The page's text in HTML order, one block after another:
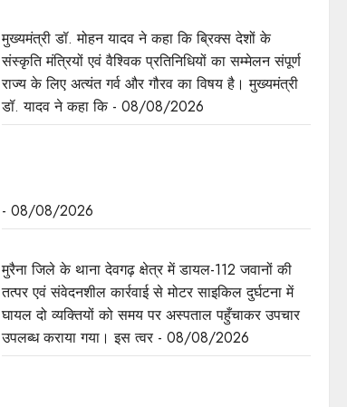
मुख्यमंत्री डॉ. मोहन यादव ने कहा कि ब्रिक्स देशों के
संस्कृति मंत्रियों एवं वैश्विक प्रतिनिधियों का सम्मेलन संपूर्ण
राज्य के लिए अत्यंत गर्व और गौरव का विषय है। मुख्यमंत्री
डॉ. यादव ने कहा कि - 08/08/2026
- 08/08/2026
मुरैना जिले के थाना देवगढ़ क्षेत्र में डायल-112 जवानों की
तत्पर एवं संवेदनशील कार्रवाई से मोटर साइकिल दुर्घटना में
घायल दो व्यक्तियों को समय पर अस्पताल पहुँचाकर उपचार
उपलब्ध कराया गया। इस त्वर - 08/08/2026